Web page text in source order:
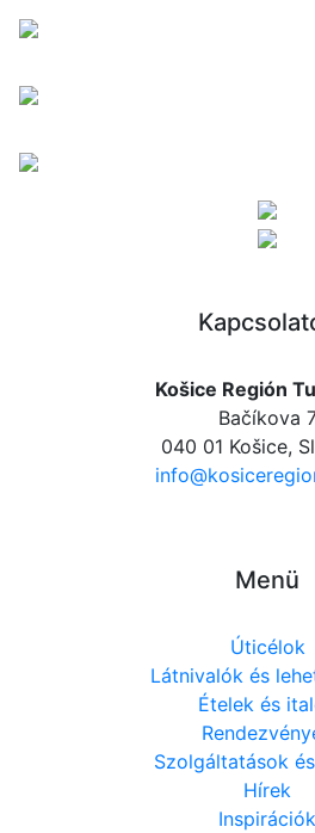
Košice Región
Bačíkova
040 01 Košice,
Menü
Úticélok
Látnivalók és
Ételek és
Szolgáltatások
Hírek
Inspirációk